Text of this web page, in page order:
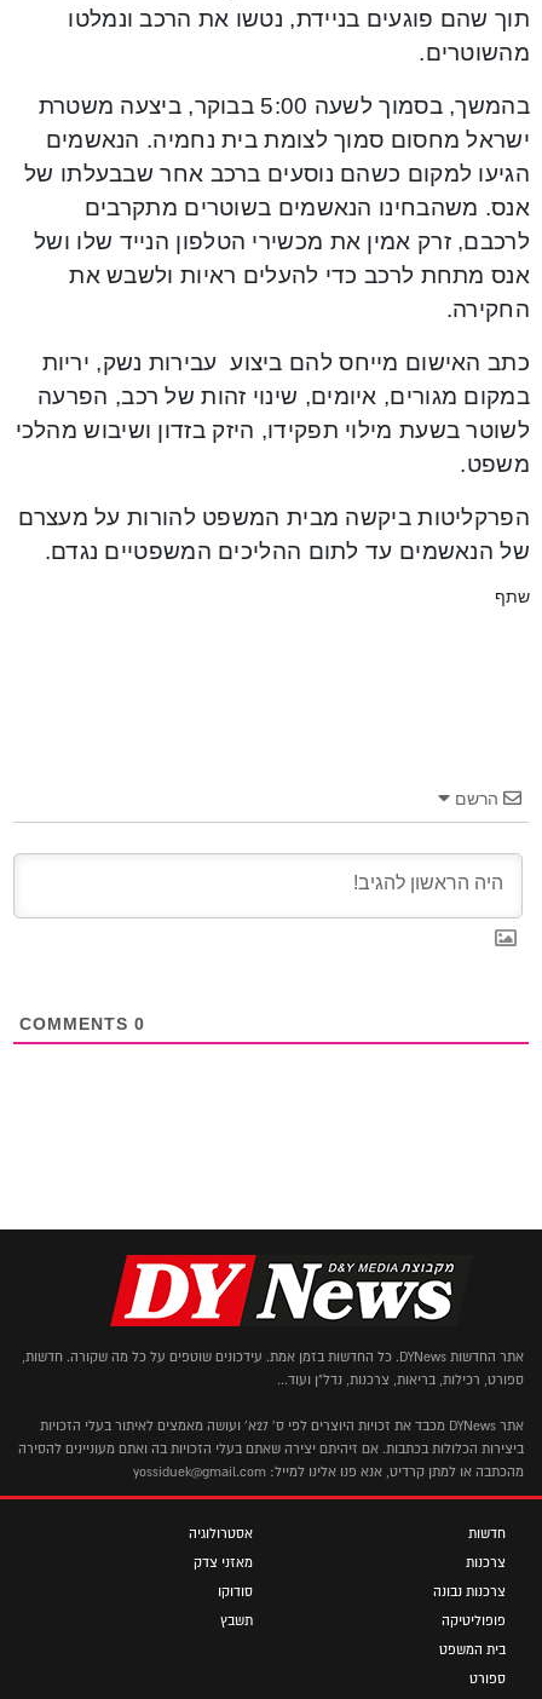
תוך שהם פוגעים בניידת, נטשו את הרכב ונמלטו
מהשוטרים.
בהמשך, בסמוך לשעה 5:00 בבוקר, ביצעה משטרת
ישראל מחסום סמוך לצומת בית נחמיה. הנאשמים
הגיעו למקום כשהם נוסעים ברכב אחר שבבעלתו של
אנס. משהבחינו הנאשמים בשוטרים מתקרבים
לרכבם, זרק אמין את מכשירי הטלפון הנייד שלו ושל
אנס מתחת לרכב כדי להעלים ראיות ולשבש את
החקירה.
כתב האישום מייחס להם ביצוע עבירות נשק, יריות
במקום מגורים, איומים, שינוי זהות של רכב, הפרעה
לשוטר בשעת מילוי תפקידו, היזק בזדון ושיבוש מהלכי
משפט.
הפרקליטות ביקשה מבית המשפט להורות על מעצרם
של הנאשמים עד לתום ההליכים המשפטיים נגדם.
שתף
הרשם
0
אתר החדשות DYNews. כל החדשות בזמן אמת. עידכונים שוטפים על כל מה שקורה. חדשות,
ספורט, רכילות, בריאות, צרכנות, נדל"ן ועוד...
אתר DYNews מכבד את זכויות היוצרים לפי ס' 27א' ועושה מאמצים לאיתור בעלי הזכויות
ביצירות הכלולות בכתבות. אם זיהיתם יצירה שאתם בעלי הזכויות בה ואתם מעוניינים להסירה
מהכתבה או למתן קרדיט, אנא פנו אלינו למייל: yossiduek@gmail.com
חדשות
צרכנות
צרכנות נבונה
פופוליטיקה
בית המשפט
ספורט
אסטרולוגיה
מאזני צדק
סודוקו
תשבץ